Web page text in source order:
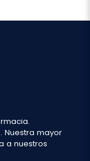
Nuestra mayor
a nuestros